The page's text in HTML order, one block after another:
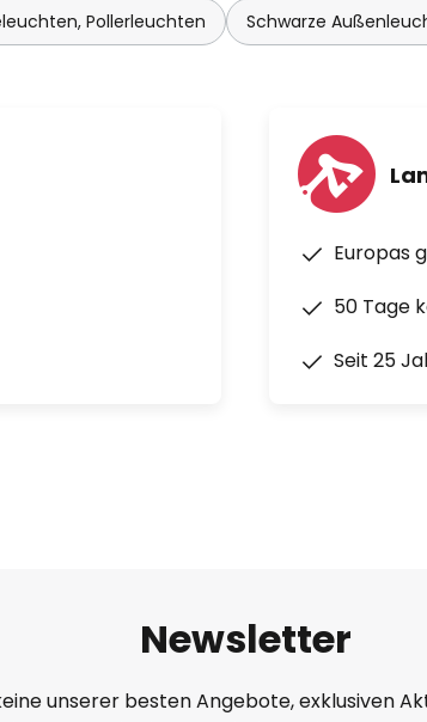
Pollerleuchten Schwarze
Europas
50 Tage
Seit 25
Newsletter
unserer besten Angebote, exklusiven